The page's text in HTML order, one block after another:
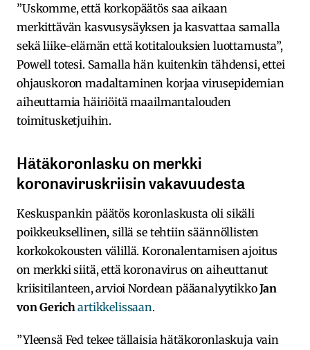
”Uskomme, että korkopäätös saa aikaan
merkittävän kasvusysäyksen ja kasvattaa samalla
sekä liike-elämän että kotitalouksien luottamusta”,
Powell totesi. Samalla hän kuitenkin tähdensi, ettei
ohjauskoron madaltaminen korjaa virusepidemian
aiheuttamia häiriöitä maailmantalouden
toimitusketjuihin.
Hätäkoronlasku on merkki
koronaviruskriisin vakavuudesta
Keskuspankin päätös koronlaskusta oli sikäli
poikkeuksellinen, sillä se tehtiin säännöllisten
korkokokousten välillä. Koronalentamisen ajoitus
on merkki siitä, että koronavirus on aiheuttanut
kriisitilanteen, arvioi Nordean pääanalyytikkoJan
von Gerich artikkelissaan.
”Yleensä Fed tekee tällaisia hätäkoronlaskuja vain